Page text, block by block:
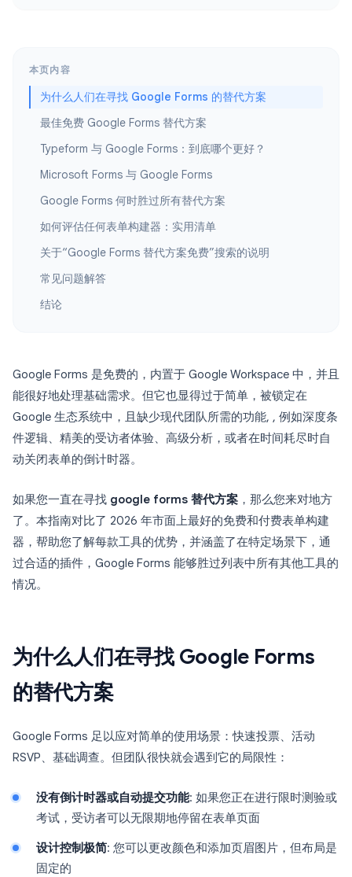
本页内容
为什么人们在寻找 Google Forms 的替代方案
最佳免费 Google Forms 替代方案
Typeform 与 Google Forms：到底哪个更好？
Microsoft Forms 与 Google Forms
Google Forms 何时胜过所有替代方案
如何评估任何表单构建器：实用清单
关于“Google Forms 替代方案免费”搜索的说明
常见问题解答
结论
Google Forms 是免费的，内置于 Google Workspace 中，并且
能很好地处理基础需求。但它也显得过于简单，被锁定在
Google 生态系统中，且缺少现代团队所需的功能, , 例如深度条
件逻辑、精美的受访者体验、高级分析，或者在时间耗尽时自
动关闭表单的倒计时器。
如果您一直在寻找 google forms 替代方案 ，那么您来对地方
了。本指南对比了 2026 年市面上最好的免费和付费表单构建
器，帮助您了解每款工具的优势，并涵盖了在特定场景下，通
过合适的插件，Google Forms 能够胜过列表中所有其他工具的
情况。
为什么人们在寻找 Google Forms
的替代方案
Google Forms 足以应对简单的使用场景：快速投票、活动
RSVP、基础调查。但团队很快就会遇到它的局限性：
没有倒计时器或自动提交功能: 如果您正在进行限时测验或
考试，受访者可以无限期地停留在表单页面
设计控制极简: 您可以更改颜色和添加页眉图片，但布局是
固定的